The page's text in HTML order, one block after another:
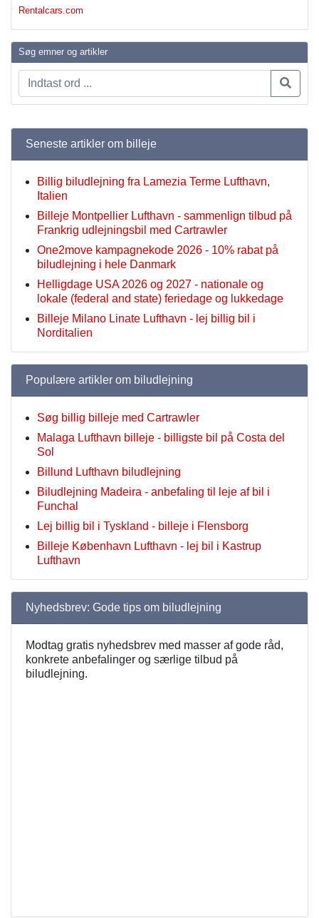
Rentalcars.com
Søg emner og artikler
Seneste artikler om billeje
Billig biludlejning fra Lamezia Terme Lufthavn,
Italien
Billeje Montpellier Lufthavn - sammenlign tilbud på
Frankrig udlejningsbil med Cartrawler
One2move kampagnekode 2026 - 10% rabat på
biludlejning i hele Danmark
Helligdage USA 2026 og 2027 - nationale og
lokale (federal and state) feriedage og lukkedage
Billeje Milano Linate Lufthavn - lej billig bil i
Norditalien
Populære artikler om biludlejning
Søg billig billeje med Cartrawler
Malaga Lufthavn billeje - billigste bil på Costa del
Sol
Billund Lufthavn biludlejning
Biludlejning Madeira - anbefaling til leje af bil i
Funchal
Lej billig bil i Tyskland - billeje i Flensborg
Billeje København Lufthavn - lej bil i Kastrup
Lufthavn
Nyhedsbrev: Gode tips om biludlejning
Modtag gratis nyhedsbrev med masser af gode råd,
konkrete anbefalinger og særlige tilbud på
biludlejning.